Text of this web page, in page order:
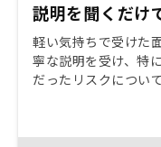
説明を聞くだけ
軽い気持ちで受けた
寧な説明を受け、特
だったリスクについ
にあたっても、親
り、容易に進めるこ